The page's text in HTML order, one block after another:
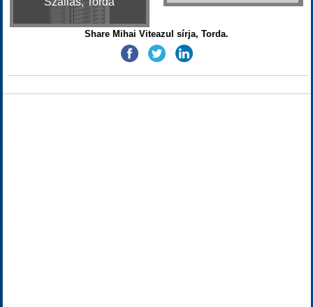
Share Mihai Viteazul sírja, Torda.